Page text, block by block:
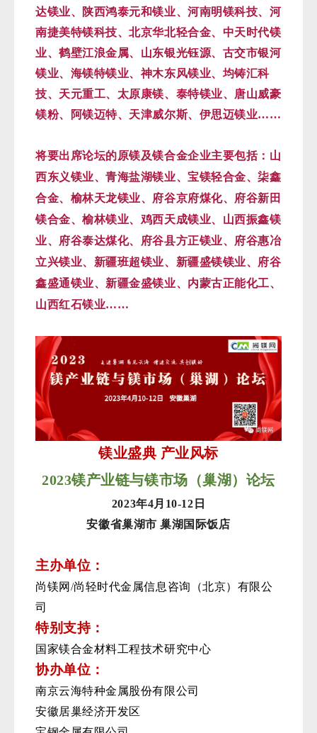
达镁业、陕西鸿泰元和镁业、河南明镁科技、河
南捷美特镁科技、北京华北轻合金、中天时代镁
业、鹤壁江浪金属、山东银光钰源、古交市银河
镁业、海镁特镁业、神木东风镁业、均铸汇科
技、天元重工、太原康镁、泰特镁业、唐山威豪
镁粉、阿镁迈特、天津威尔斯、伊思迈镁业……
将要出席论坛的原镁及镁合金企业主要包括：山
西东义镁业、青海盐湖镁业、宝镁轻合金、柒鑫
合金、榆林天龙镁业、府谷京府煤化、府谷新田
镁合金、榆林镁业、鸡西天成镁业、山西振鑫镁
业、府谷泰达煤化、府谷县方正镁业、府谷惠冶
立兴镁业、 新疆班超镁业、新疆盛镁镁业、府谷
鑫盛通镁业、新疆金盛镁业、内蒙古正能化工、
山西红石镁业……
镁业盛典 产业风标
2023镁产业链与镁市场（巢湖）论坛
2023年4月 10-12 日
安徽省巢湖市 巢湖国际饭 店
主办单位：
尚镁网 /尚轻时代金属信息咨询（北京）有限公
司
特别支持：
国家镁合金材料工程技术研究中心
协办单位：
南京云海特种金属股份有限公司
安徽居巢经济开发区